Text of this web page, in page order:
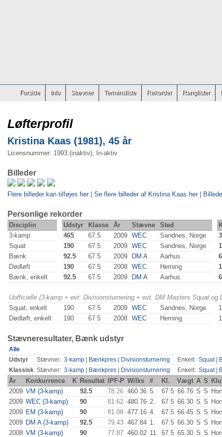
Forside Info Stævner Terminsliste Rekorder Ranglister
Løfterprofil
Kristina Kaas (1981), 45 år
Licensnummer: 1993 (inaktiv), In-aktiv
Billeder
Flere billeder kan tilføjes her| Se flere billeder af Kristina Kaas her|
Personlige rekorder
Disciplin Udstyr Klasse År Stævne Sted
3-kamp
465 67.5 2009 WEC Sandnes, Norge
Squat
190 67.5 2009 WEC Sandnes, Norge
Bænk
92.5 67.5 2009 DM A Aarhus
Dødløft
190 67.5 2008 WEC Herning
Bænk, enkelt
92.5 67.5 2009 DM A Aarhus
Uofficielle (3-kamp + evt. Divisionsturnering + evt. DM Masters Squat
Squat, enkelt
190 67.5 2009 WEC Sandnes, Norge
Dødløft, enkelt
190 67.5 2008 WEC Herning
Stævneresultater, Bænk udstyr
Alle
Udstyr
Stævner: 3-kamp Bænkpres Divisionsturnering Enkelt: Squat|
Klassisk Stævner: 3-kamp Bænkpres Divisionsturnering Enkelt: Squat|
År Konkurrence K Resultat IPF-P Wilks # Kl. Vægt A S
2009 VM (3-kamp) 92.5 78.26 460.36 5. 67.5 66.76 S S
2009 WEC (3-kamp) 90 81.62 480.76 2. 67.5 66.30 S S
2009 EM (3-kamp) 90 81.08 477.16 4. 67.5 66.45 S S
2009 DM A (3-kamp) 92.5 79.43 467.84 1. 67.5 66.30 S S
2008 VM (3-kamp) 90 77.87 460.02 11. 67.5 65.30 S S